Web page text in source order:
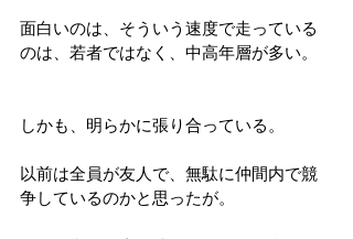
面白いのは、そういう速度で走っている
のは、若者ではなく、中高年層が多い。
しかも、明らかに張り合っている。
以前は全員が友人で、無駄に仲間内で競
争しているのかと思ったが。